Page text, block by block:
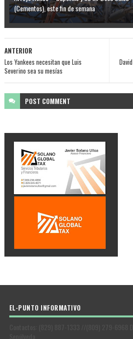
(Cementos), este fin de semana
ANTERIOR
Los Yankees necesitan que Luis
Severino sea su mesías
POST COMMENT
EL-PUNTO INFORMATIVO